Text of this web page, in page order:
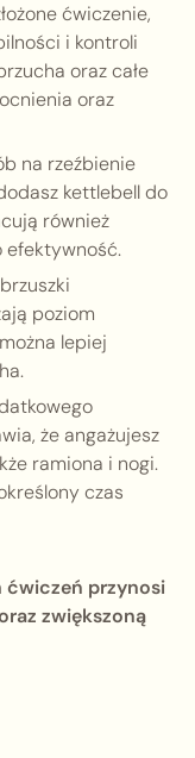
ćwiczenie,
i kontroli
oraz całe
oraz
na rzeźbienie
kettlebell do
również
efektywność.
poziom
lepiej
że angażujesz
ramiona i nogi.
czas
przynosi
zwiększoną